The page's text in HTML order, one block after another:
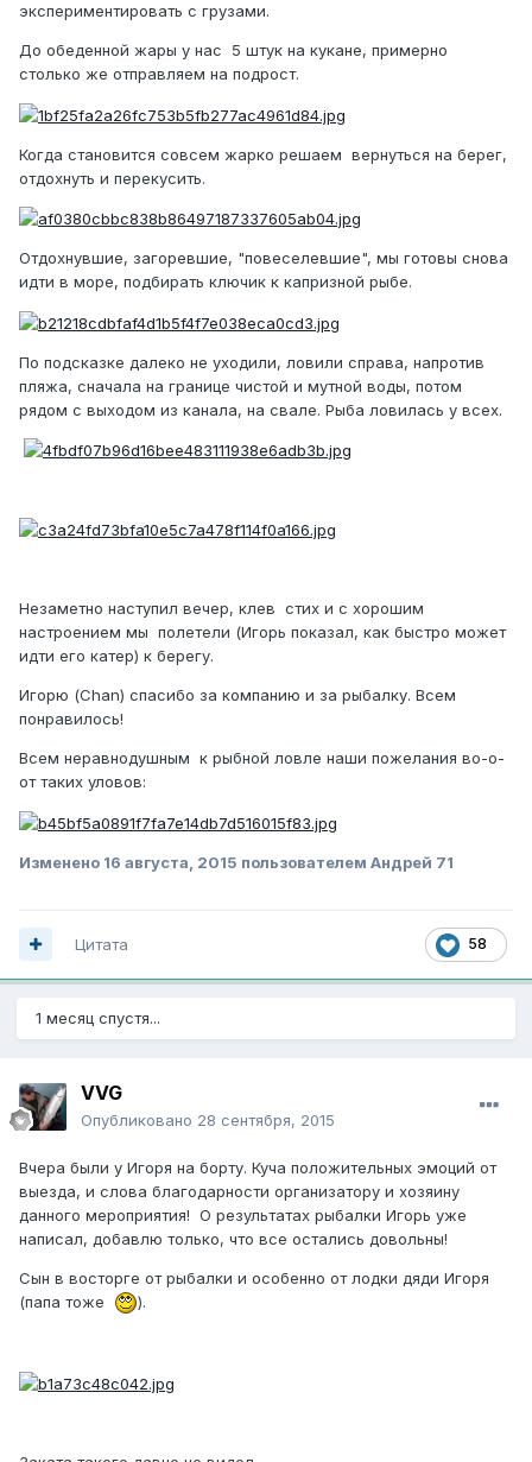
экспериментировать с грузами.
До обеденной жары у нас 5 штук на кукане, примерно
столько же отправляем на подрост.
Когда становится совсем жарко решаем вернуться на берег,
отдохнуть и перекусить.
Отдохнувшие, загоревшие, "повеселевшие", мы готовы снова
идти в море, подбирать ключик к капризной рыбе.
По подсказке далеко не уходили, ловили справа, напротив
пляжа, сначала на границе чистой и мутной воды, потом
рядом с выходом из канала, на свале. Рыба ловилась у всех.
Незаметно наступил вечер, клев стих и с хорошим
настроением мы полетели (Игорь показал, как быстро может
идти его катер) к берегу.
Игорю (Chan) спасибо за компанию и за рыбалку. Всем
понравилось!
Всем неравнодушным к рыбной ловле наши пожелания во-о-
от таких уловов:
Изменено 16 августа, 2015 пользователем Андрей 71
58
Цитата
1 месяц спустя...
VVG
Опубликовано 28 сентября, 2015
Вчера были у Игоря на борту. Куча положительных эмоций от
выезда, и слова благодарности организатору и хозяину
данного мероприятия! О результатах рыбалки Игорь уже
написал, добавлю только, что все остались довольны!
Сын в восторге от рыбалки и особенно от лодки дяди Игоря
(папа тоже
).